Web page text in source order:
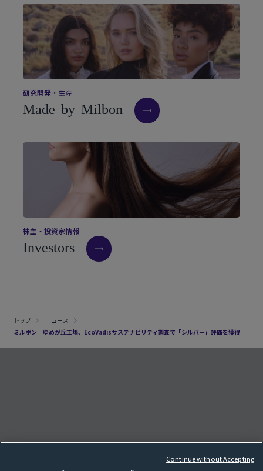
研究開発・ 生産
Made by Milbon
株主 ・ 投資家情報
Investors
トップ
ニュース
ミルボン ゆめが丘工場、EcoVadisサステナビリティ調査で「シルバー」評価を獲得
クッキー設定
サイトマップ
Continue without Accepting